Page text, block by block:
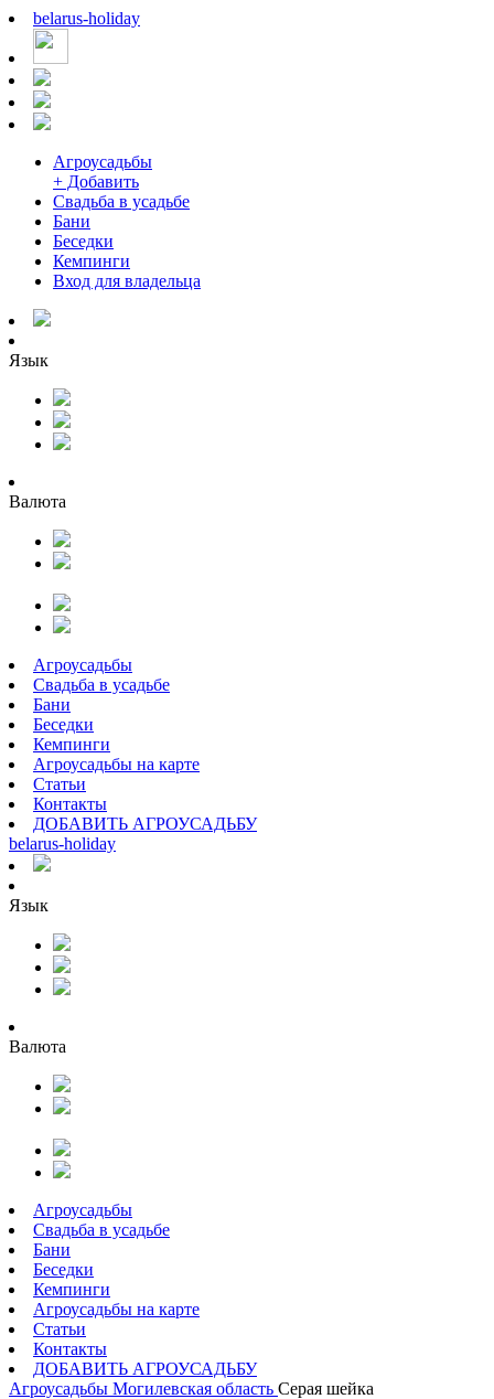
belarus-holiday
Агроусадьбы
+ Добавить
Свадьба в усадьбе
Бани
Беседки
Кемпинги
Вход для владельца
Язык
Валюта
Агроусадьбы
Свадьба в усадьбе
Бани
Беседки
Кемпинги
Агроусадьбы на карте
Статьи
Контакты
ДОБАВИТЬ АГРОУСАДЬБУ
belarus-holiday
Язык
Валюта
Агроусадьбы
Свадьба в усадьбе
Бани
Беседки
Кемпинги
Агроусадьбы на карте
Статьи
Контакты
ДОБАВИТЬ АГРОУСАДЬБУ
Агроусадьбы Могилевская область Серая шейка